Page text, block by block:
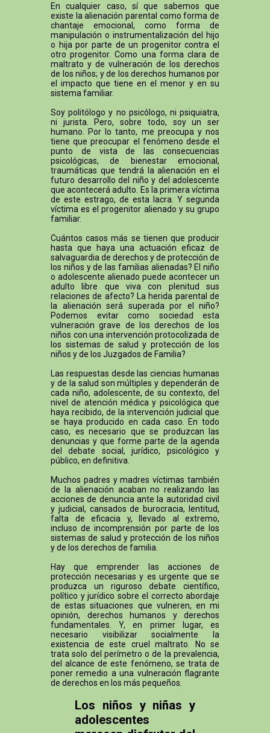
En cualquier caso, sí que sabemos que
existe la alienación parental como forma de
chantaje emocional, como forma de
manipulación o instrumentalización del hijo
o hija por parte de un progenitor contra el
otro progenitor. Como una forma clara de
maltrato y de vulneración de los derechos
de los niños; y de los derechos humanos por
el impacto que tiene en el menor y en su
sistema familiar.
Soy politólogo y no psicólogo, ni psiquiatra,
ni jurista. Pero, sobre todo, soy un ser
humano. Por lo tanto, me preocupa y nos
tiene que preocupar el fenómeno desde el
punto de vista de las consecuencias
psicológicas, de bienestar emocional,
traumáticas que tendrá la alienación en el
futuro desarrollo del niño y del adolescente
que acontecerá adulto. Es la primera víctima
de este estrago, de esta lacra. Y segunda
víctima es el progenitor alienado y su grupo
familiar.
Cuántos casos más se tienen que producir
hasta que haya una actuación eficaz de
salvaguardia de derechos y de protección de
los niños y de las familias alienadas? El niño
o adolescente alienado puede acontecer un
adulto libre que viva con plenitud sus
relaciones de afecto? La herida parental de
la alienación será superada por el niño?
Podemos evitar como sociedad esta
vulneración grave de los derechos de los
niños con una intervención protocolizada de
los sistemas de salud y protección de los
niños y de los Juzgados de Familia?
Las respuestas desde las ciencias humanas
y de la salud son múltiples y dependerán de
cada niño, adolescente, de su contexto, del
nivel de atención médica y psicológica que
haya recibido, de la intervención judicial que
se haya producido en cada caso. En todo
caso, es necesario que se produzcan las
denuncias y que forme parte de la agenda
del debate social, jurídico, psicológico y
público, en definitiva.
Muchos padres y madres víctimas también
de la alienación acaban no realizando las
acciones de denuncia ante la autoridad civil
y judicial, cansados de burocracia, lentitud,
falta de eficacia y, llevado al extremo,
incluso de incomprensión por parte de los
sistemas de salud y protección de los niños
y de los derechos de familia.
Hay que emprender las acciones de
protección necesarias y es urgente que se
produzca un riguroso debate científico,
político y jurídico sobre el correcto abordaje
de estas situaciones que vulneren, en mi
opinión, derechos humanos y derechos
fundamentales. Y, en primer lugar, es
necesario visibilizar socialmente la
existencia de este cruel maltrato. No se
trata solo del perímetro o de la prevalencia,
del alcance de este fenómeno, se trata de
poner remedio a una vulneración flagrante
de derechos en los más pequeños.
Los niños y niñas y
adolescentes